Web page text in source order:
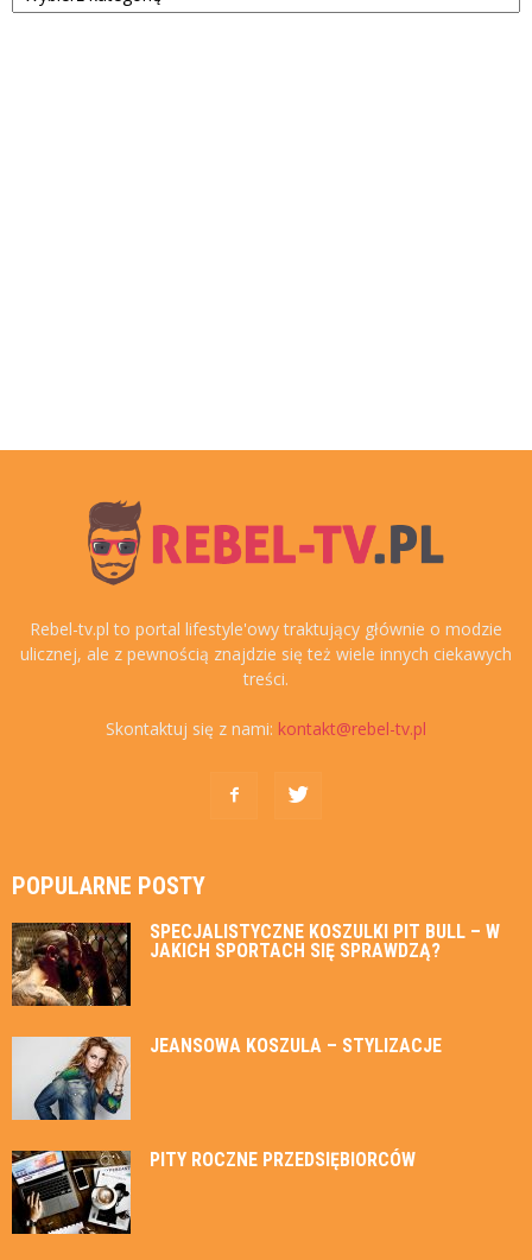
Rebel-tv.pl to portal lifestyle'owy traktujący głównie o modzie
ulicznej, ale z pewnością znajdzie się też wiele innych ciekawych
treści.
Skontaktuj się z nami: kontakt@rebel-tv.pl
POPULARNE POSTY
SPECJALISTYCZNE KOSZULKI PIT BULL – W
JAKICH SPORTACH SIĘ SPRAWDZĄ?
JEANSOWA KOSZULA – STYLIZACJE
PITY ROCZNE PRZEDSIĘBIORCÓW